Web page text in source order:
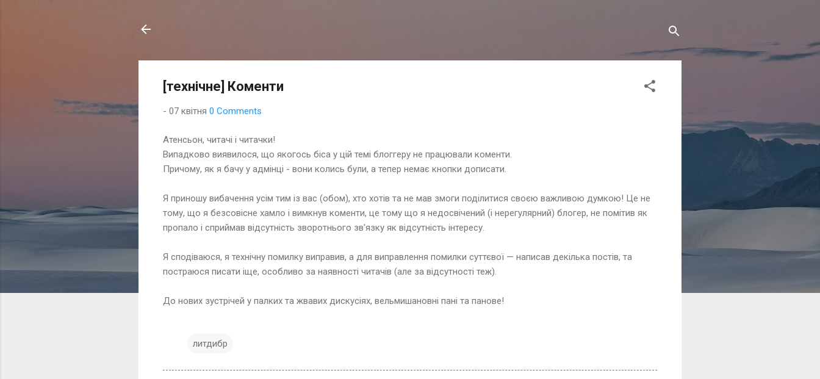
[технічне] Коменти
- 07 квітня 0 Comments
Атенсьон, читачі і читачки!
Випадково виявилося, що якогось біса у цій темі блоггеру не працювали коменти.
Причому, як я бачу у адмінці - вони колись були, а тепер немає кнопки дописати.
Я приношу вибачення усім тим із вас (обом), хто хотів та не мав змоги поділитися своєю важливою думкою! Це не
тому, що я безсовісне хамло і вимкнув коменти, це тому що я недосвічений (і нерегулярний) блогер, не помітив як
пропало і сприймав відсутність зворотнього зв'язку як відсутність інтересу.
Я сподіваюся, я технічну помилку виправив, а для виправлення помилки суттєвої — написав декілька постів, та
постраюся писати іще, особливо за наявності читачів (але за відсутності теж).
До нових зустрічей у палких та жвавих дискусіях, вельмишановні пані та панове!
литдибр